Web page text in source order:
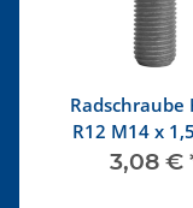
Radschraube
R12 M14 x
mm
3,08 €